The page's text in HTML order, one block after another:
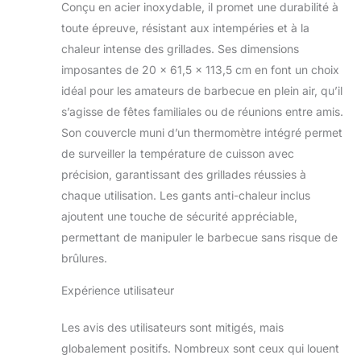
pouvez y disposer
librement des
steaks, brochettes
d’agneau, poivrons
et maïs. Que ce soit
pour une fête entre
amis ou une
réunion familiale,
plus besoin de
barbecue animé et
festif, l’ambiance de
barbecue en
extérieur est au
optimisée, charbon
plus ardent), ouvre-
Conçu en acier inoxydable, il promet une durabilité à
toute épreuve, résistant aux intempéries et à la
chaleur intense des grillades. Ses dimensions
imposantes de 20 x 61,5 x 113,5 cm en font un choix
idéal pour les amateurs de barbecue en plein air, qu’il
s’agisse de fêtes familiales ou de réunions entre amis.
Son couvercle muni d’un thermomètre intégré permet
de surveiller la température de cuisson avec
précision, garantissant des grillades réussies à
chaque utilisation. Les gants anti-chaleur inclus
ajoutent une touche de sécurité appréciable,
permettant de manipuler le barbecue sans risque de
brûlures.
Expérience utilisateur
Les avis des utilisateurs sont mitigés, mais
globalement positifs. Nombreux sont ceux qui louent